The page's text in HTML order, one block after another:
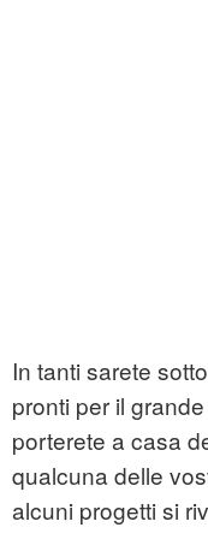
In tanti sarete
pronti per il
porterete a casa
qualcuna delle
alcuni progetti si